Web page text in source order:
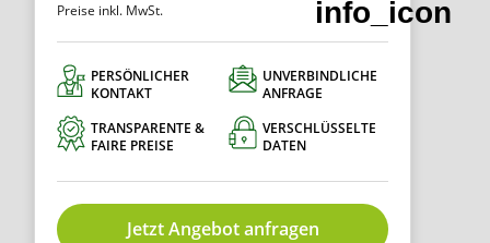
Preise inkl. MwSt.
PERSÖNLICHER
KONTAKT
UNVERBINDLICHE
ANFRAGE
TRANSPARENTE &
FAIRE PREISE
VERSCHLÜSSELTE
DATEN
Jetzt Angebot anfragen